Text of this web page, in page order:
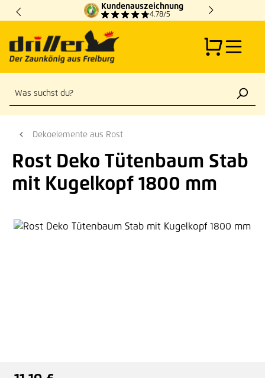
Zum Hauptinhalt springen
Kundenauszeichnung
4.78/5
Dekoelemente aus Rost
Rost Deko Tütenbaum Stab
mit Kugelkopf 1800 mm
Bildergalerie überspringen